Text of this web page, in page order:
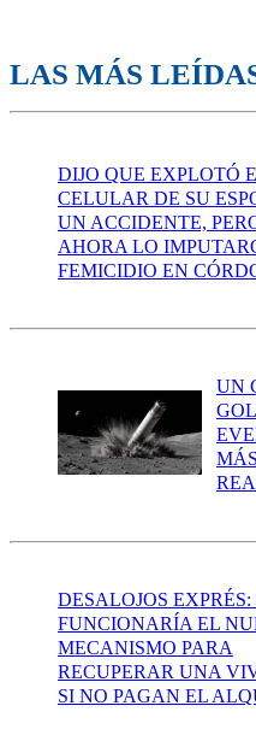
LAS MÁS
DIJO QUE EXPLOTÓ
CELULAR DE SU
UN ACCIDENTE,
AHORA LO
FEMICIDIO EN
UN
DESALOJOS
FUNCIONARÍA EL
MECANISMO PARA
RECUPERAR UNA
SI NO PAGAN EL